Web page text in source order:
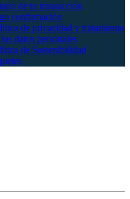
de tu transacción
confirmación
de privacidad y tratamiento
datos personales
de Sostenibilidad